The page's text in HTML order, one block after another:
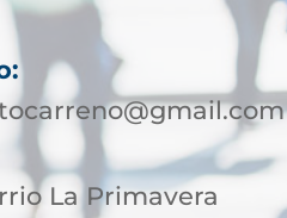
La Primavera